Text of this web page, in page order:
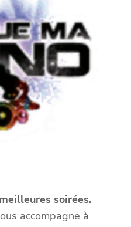
soirées.
accompagne à